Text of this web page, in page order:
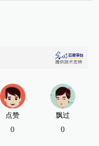
点赞
0
飘过
0